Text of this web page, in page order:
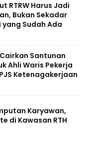
RTRW Harus Jadi
Bukan Sekadar
Sudah Ada
Santunan
Ahli Waris Pekerja
Ketenagakerjaan
Karyawan,
di Kawasan RTH